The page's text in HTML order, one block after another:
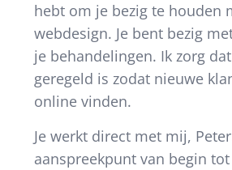
hebt om je bezig te houden
webdesign. Je bent bezig
je behandelingen. Ik zorg
geregeld is zodat nieuwe
online vinden.
Je werkt direct met mij,
aanspreekpunt van begin